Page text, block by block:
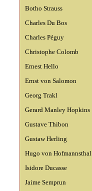
Botho Strauss
Charles Du Bos
Charles Péguy
Christophe Colomb
Ernest Hello
Ernst von Salomon
Georg Trakl
Gerard Manley Hopkins
Gustave Thibon
Gustaw Herling
Hugo von Hofmannsthal
Isidore Ducasse
Jaime Semprun